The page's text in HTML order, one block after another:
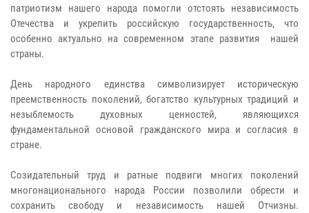
патриотизм нашего народа помогли отстоять независимость
Отечества и укрепить российскую государственность, что
особенно актуально на современном этапе развития нашей
страны.
День народного единства символизирует историческую
преемственность поколений, богатство культурных традиций и
незыблемость духовных ценностей, являющихся
фундаментальной основой гражданского мира и согласия в
стране.
Созидательный труд и ратные подвиги многих поколений
многонационального народа России позволили обрести и
сохранить свободу и независимость нашей Отчизны.